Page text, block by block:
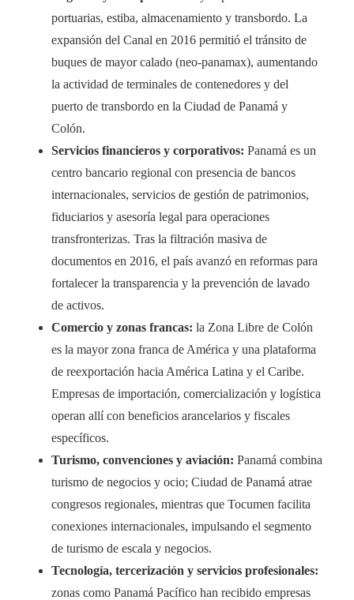
portuarias, estiba, almacenamiento y transbordo. La
expansión del Canal en 2016 permitió el tránsito de
buques de mayor calado (neo-panamax), aumentando
la actividad de terminales de contenedores y del
puerto de transbordo en la Ciudad de Panamá y
Colón.
Servicios financieros y corporativos: Panamá es un
centro bancario regional con presencia de bancos
internacionales, servicios de gestión de patrimonios,
fiduciarios y asesoría legal para operaciones
transfronterizas. Tras la filtración masiva de
documentos en 2016, el país avanzó en reformas para
fortalecer la transparencia y la prevención de lavado
de activos.
Comercio y zonas francas: la Zona Libre de Colón
es la mayor zona franca de América y una plataforma
de reexportación hacia América Latina y el Caribe.
Empresas de importación, comercialización y logística
operan allí con beneficios arancelarios y fiscales
específicos.
Turismo, convenciones y aviación: Panamá combina
turismo de negocios y ocio; Ciudad de Panamá atrae
congresos regionales, mientras que Tocumen facilita
conexiones internacionales, impulsando el segmento
de turismo de escala y negocios.
Tecnología, tercerización y servicios profesionales:
zonas como Panamá Pacífico han recibido empresas